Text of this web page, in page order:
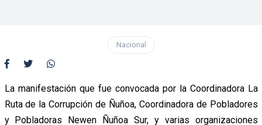
Nacional
La manifestación que fue convocada por la Coordinadora La
Ruta de la Corrupción de Ñuñoa, Coordinadora de Pobladores
y Pobladoras Newen Ñuñoa Sur, y varias organizaciones